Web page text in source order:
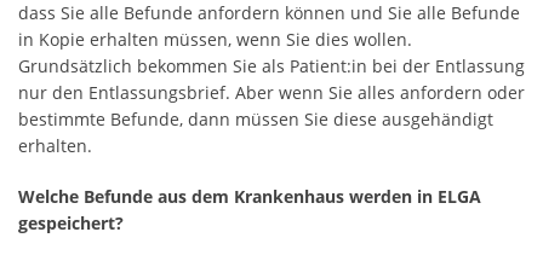
dass Sie alle Befunde anfordern können und Sie alle Befunde
in Kopie erhalten müssen, wenn Sie dies wollen.
Grundsätzlich bekommen Sie als Patient:in bei der Entlassung
nur den Entlassungsbrief. Aber wenn Sie alles anfordern oder
bestimmte Befunde, dann müssen Sie diese ausgehändigt
erhalten.
Welche Befunde aus dem Krankenhaus werden in ELGA
gespeichert?